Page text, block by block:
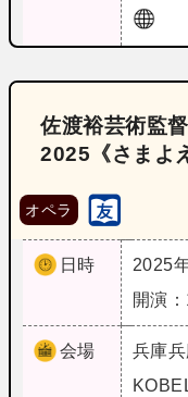
佐渡裕芸術監
2025《さまよ
オペラ
日時
2025
開演
会場 兵庫